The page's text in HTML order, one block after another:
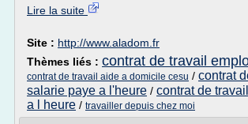
Lire la suite
Site : http://www.aladom.fr
Thèmes liés : contrat de travail
contrat de travail aide a domicile cesu / contrat
salarie paye a l'heure / contrat de
a l heure / travailler depuis chez moi